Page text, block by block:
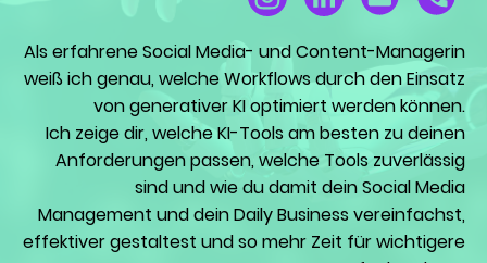
Als erfahrene Social Media- und Content-Managerin
weiß ich genau, welche Workflows durch den Einsatz
von generativer KI optimiert werden können.
Ich zeige dir, welche KI-Tools am besten zu deinen
Anforderungen passen, welche Tools zuverlässig
sind und wie du damit dein Social Media
Management und dein Daily Business vereinfachst,
effektiver gestaltest und so mehr Zeit für wichtigere